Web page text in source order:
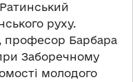
руху.
професор Барбара
Заборечному
молодого